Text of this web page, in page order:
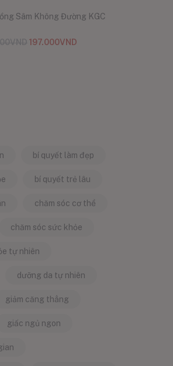
Sâm Không Đường KGC
197.000VND
bí quyết làm đẹp
bí quyết trẻ lâu
chăm sóc cơ thể
chăm sóc sức khỏe
tự nhiên
dưỡng da tự nhiên
giảm căng thẳng
giấc ngủ ngon